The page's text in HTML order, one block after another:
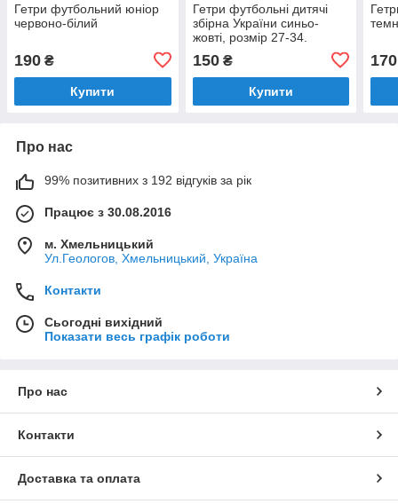
Гетри футбольний юніор
червоно-білий
190 ₴
Купити
Гетри футбольні дитячі
збірна України синьо-
жовті, розмір 27-34.
150₴
Купити
170
Про нас
99% позитивних з 192 відгуків за рік
Працює з 30.08.2016
м. Хмельницький
Ул.Геологов, Хмельницький, Україна
Контакти
Сьогодні вихідний
Показати весь графік роботи
Про нас
Контакти
Доставка та оплата